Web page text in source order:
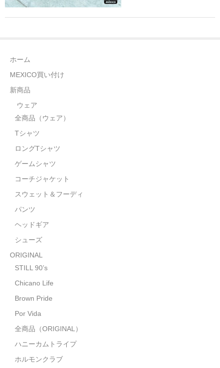
ヘッドギア
ORIGINAL
STILL 90’s
Brown Pride
全商品（ORIGINAL）
ハニーカムトライプ
天ぷらまめすけ
C D / D V D
全商品（CD/DVD）
DJ SANTANA
Japanese Rap
MotiveRecords
ホーム
MEXICO買い付け
新商品
ウェア
全商品（ウェア）
Tシャツ
ロングTシャツ
ゲームシャツ
コーチジャケット
スウェット＆フーディ
パンツ
ヘッドギア
シューズ
ORIGINAL
STILL 90’s
Chicano Life
Brown Pride
Por Vida
全商品（ORIGINAL）
ハニーカムトライプ
ホルモンクラブ